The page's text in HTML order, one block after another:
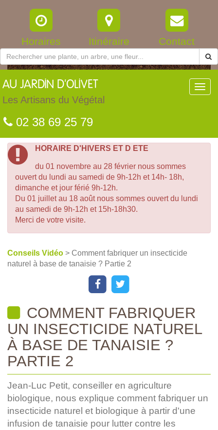
Horaires Itinéraire Contact
AU JARDIN D'OLIVET
Les Artisans du Végétal
02 38 69 25 79
HORAIRE D'HIVERS ET D ETE
du 01 novembre au 28 février nous sommes
ouvert du lundi au samedi de 9h-12h et 14h- 18h,
dimanche et jour férié 9h-12h.
Du 01 juillet au 18 août nous sommes ouvert du lundi
au samedi de 9h-12h et 15h-18h30.
Merci de votre visite.
Conseils Vidéo > Comment fabriquer un insecticide
naturel à base de tanaisie ? Partie 2
COMMENT FABRIQUER
UN INSECTICIDE NATUREL
À BASE DE TANAISIE ?
PARTIE 2
Jean-Luc Petit, conseiller en agriculture
biologique, nous explique comment fabriquer un
insecticide naturel et biologique à partir d'une
infusion de tanaisie pour lutter contre les